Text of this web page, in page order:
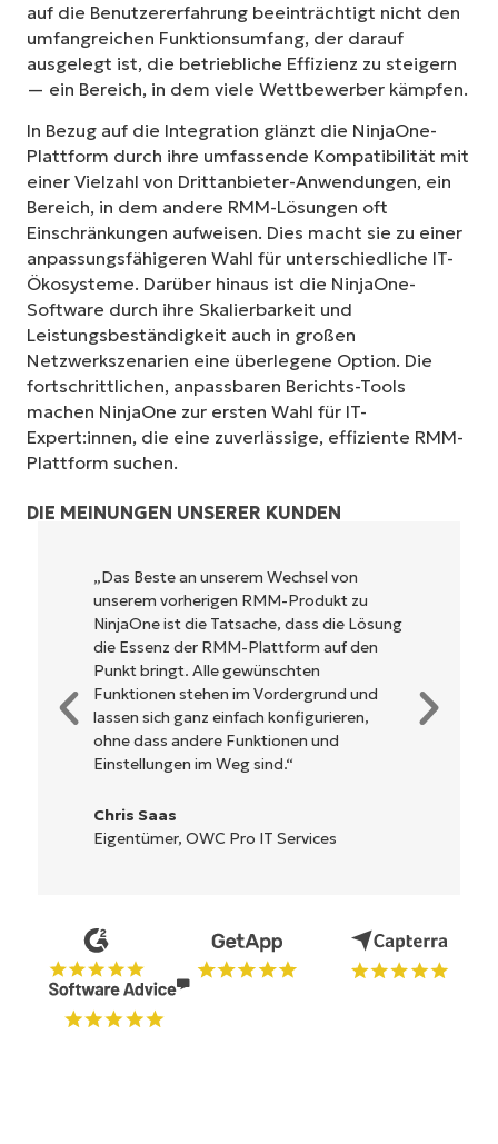
auf die Benutzererfahrung beeinträchtigt nicht den
umfangreichen Funktionsumfang, der darauf
ausgelegt ist, die betriebliche Effizienz zu steigern
— ein Bereich, in dem viele Wettbewerber kämpfen.
In Bezug auf die Integration glänzt die NinjaOne-
Plattform durch ihre umfassende Kompatibilität mit
einer Vielzahl von Drittanbieter-Anwendungen, ein
Bereich, in dem andere RMM-Lösungen oft
Einschränkungen aufweisen. Dies macht sie zu einer
anpassungsfähigeren Wahl für unterschiedliche IT-
Ökosysteme. Darüber hinaus ist die NinjaOne-
Software durch ihre Skalierbarkeit und
Leistungsbeständigkeit auch in großen
Netzwerkszenarien eine überlegene Option. Die
fortschrittlichen, anpassbaren Berichts-Tools
machen NinjaOne zur ersten Wahl für IT-
Expert:innen, die eine zuverlässige, effiziente RMM-
Plattform suchen.
DIE MEINUNGEN UNSERER KUNDEN
NinjaOne ist unglaublich leicht zu bedienen
und kombiniert ein schnelles Interface mit
leistungsstarken Funktionen im Backend.
Es muss nicht erst kompliziert eingerichtet
werden und verzichtet auf eine komplexe
Steuerung. Alle Optionen und Tools sind
klar beschrieben, einfach zu verstehen und
die Benutzeroberfläche ist leicht zu
bedienen.
Ryan Reiffenberger
Reiffenberger.NET Technology Solutions